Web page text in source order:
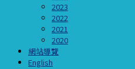
2023
2022
2021
2020
網站導覽
English